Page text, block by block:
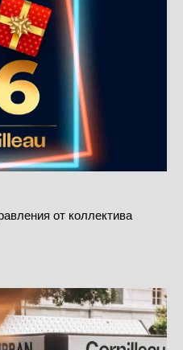
от коллектива